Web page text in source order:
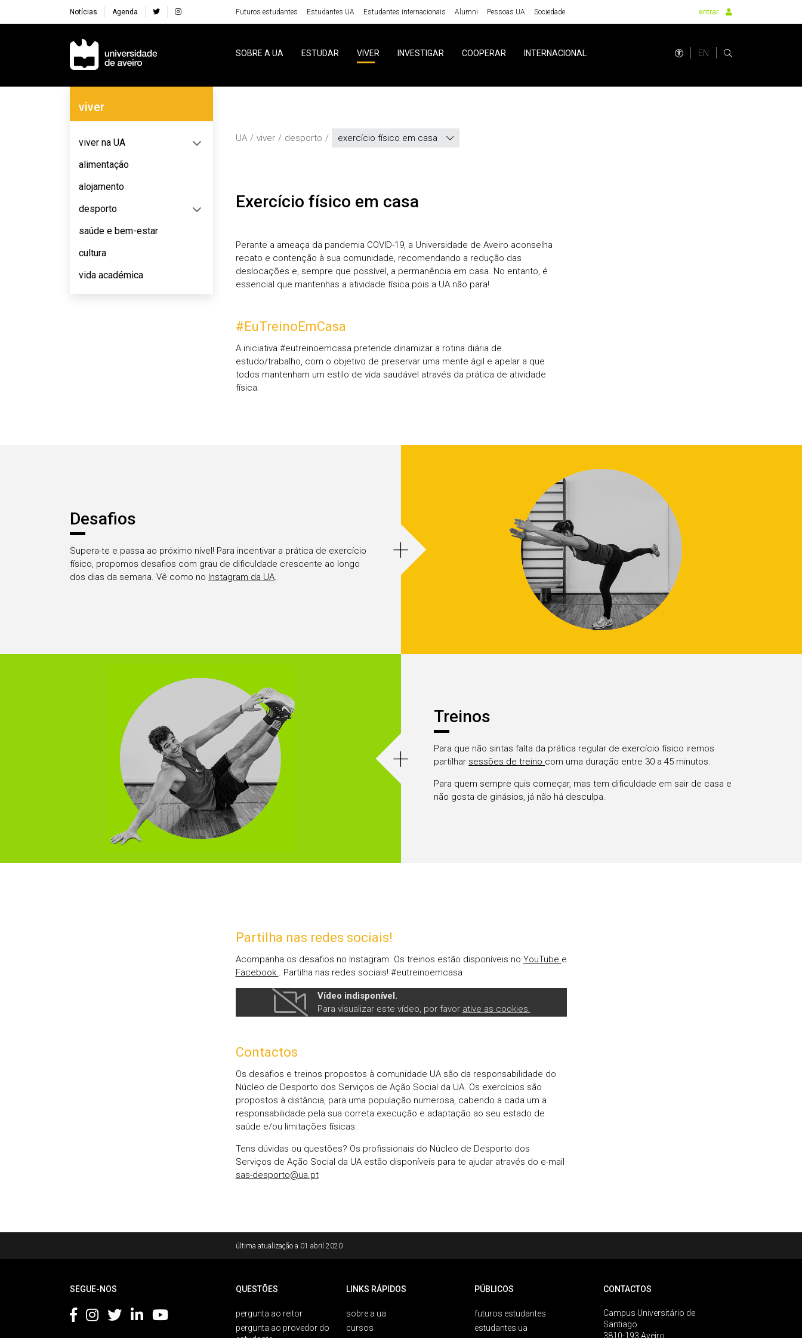
Notícias Agenda Futuros estudantes Estudantes UA Estudantes internacionais Alumni Pessoas UA Sociedade entrar
Navegação Principal
SOBRE A UA ESTUDAR VIVER INVESTIGAR COOPERAR INTERNACIONAL EN
Navegação Lateral
viver
viver na UA
alimentação
alojamento
desporto
saúde e bem-estar
cultura
vida académica
UA viver desporto exercício físico em casa
Exercício físico em casa
Perante a ameaça da pandemia COVID-19, a Universidade de Aveiro aconselha
recato e contenção à sua comunidade, recomendando a redução das
deslocações e, sempre que possível, a permanência em casa. No entanto, é
essencial que mantenhas a atividade física pois a UA não para!
#EuTreinoEmCasa
A iniciativa #eutreinoemcasa pretende dinamizar a rotina diária de
estudo/trabalho, com o objetivo de preservar uma mente ágil e apelar a que
todos mantenham um estilo de vida saudável através da prática de atividade
física.
Desafios
Supera-te e passa ao próximo nível! Para incentivar a prática de exercício
físico, propomos desafios com grau de dificuldade crescente ao longo
dos dias da semana. Vê como no Instagram da UA
+
Treinos
Para que não sintas falta da prática regular de exercício físico iremos
partilhar sessões de treino com uma duração entre 30 a 45 minutos.
Para quem sempre quis começar, mas tem dificuldade em sair de casa e
não gosta de ginásios, já não há desculpa.
+
Partilha nas redes sociais!
Acompanha os desafios no Instagram. Os treinos estão disponíveis no YouTube e
Facebook . Partilha nas redes sociais! #eutreinoemcasa
Vídeo indisponível.
Para visualizar este vídeo, por favor ative as cookies.
Contactos
Os desafios e treinos propostos à comunidade UA são da responsabilidade do
Núcleo de Desporto dos Serviços de Ação Social da UA. Os exercícios são
propostos à distância, para uma população numerosa, cabendo a cada um a
responsabilidade pela sua correta execução e adaptação ao seu estado de
saúde e/ou limitações físicas.
Tens dúvidas ou questões? Os profissionais do Núcleo de Desporto dos
Serviços de Ação Social da UA estão disponíveis para te ajudar através do e-mail
sas-desporto@ua.pt
última atualização a 01 abril 2020
SEGUE-NOS QUESTÕES
pergunta ao reitor
pergunta ao provedor do
LINKS RÁPIDOS
sobre a ua
cursos
PÚBLICOS
futuros estudantes
estudantes ua
CONTACTOS
Campus Universitário de
Santiago
3810-193 Aveiro